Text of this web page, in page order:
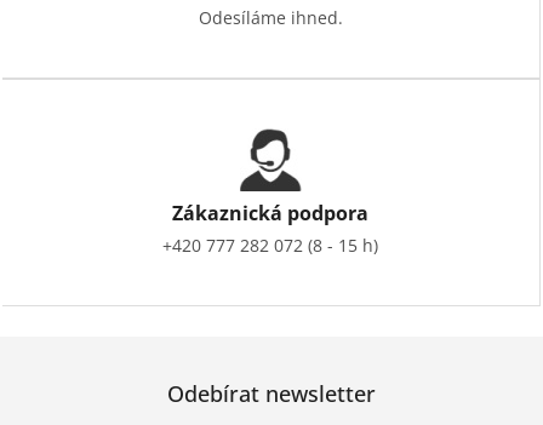
Odesíláme ihned.
Zákaznická podpora
+420 777 282 072 (8 - 15 h)
Odebírat newsletter